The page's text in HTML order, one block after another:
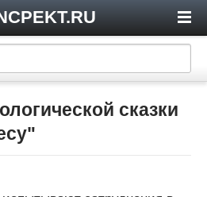
сказки